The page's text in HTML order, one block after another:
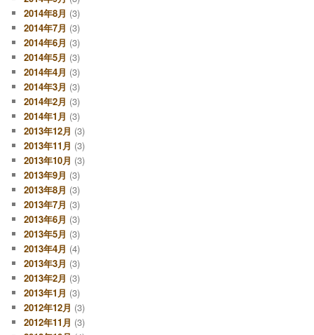
2014年8月 (3)
2014年7月 (3)
2014年6月 (3)
2014年5月 (3)
2014年4月 (3)
2014年3月 (3)
2014年2月 (3)
2014年1月 (3)
2013年12月 (3)
2013年11月 (3)
2013年10月 (3)
2013年9月 (3)
2013年8月 (3)
2013年7月 (3)
2013年6月 (3)
2013年5月 (3)
2013年4月 (4)
2013年3月 (3)
2013年2月 (3)
2013年1月 (3)
2012年12月 (3)
2012年11月 (3)